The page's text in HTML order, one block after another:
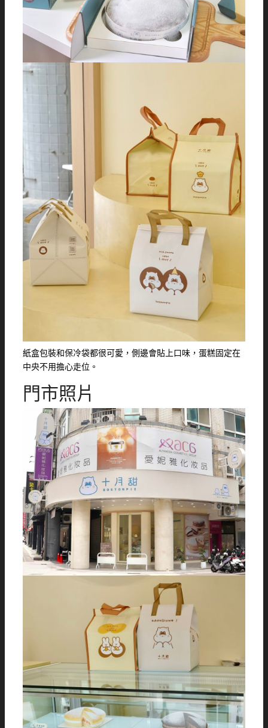
紙盒包裝和保冷袋都很可愛，側邊會貼上口味，蛋糕固定在
中央不用擔心走位。
門市照片